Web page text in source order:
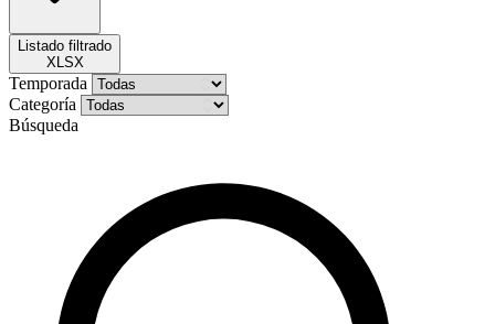
Listado filtrado
XLSX
Temporada
Categoría
Búsqueda